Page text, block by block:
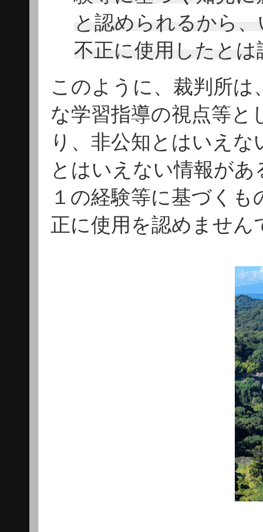
と認められるから
不正に使用したと
このように、裁判所は
な学習指導の視点等と
り、非公知とはいえ
とはいえない情報が
１の経験等に基づく
正に使用を認めません